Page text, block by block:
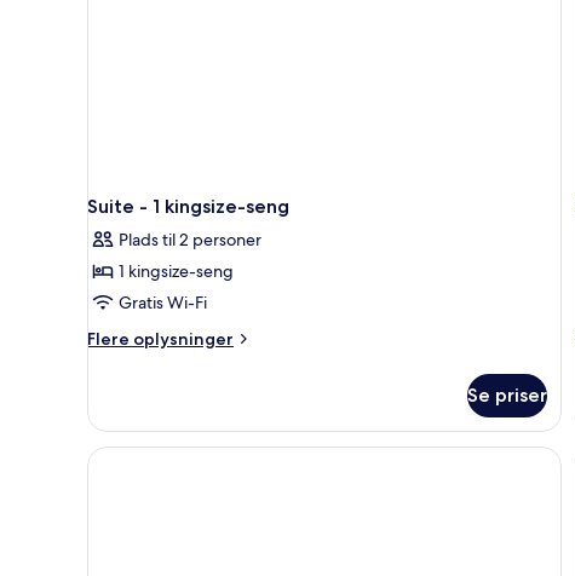
Suite - 1 kingsize-seng
Plads til 2 personer
1 kingsize-seng
Gratis Wi-Fi
Flere oplysninger
Flere
-
kingsize-
Se priser